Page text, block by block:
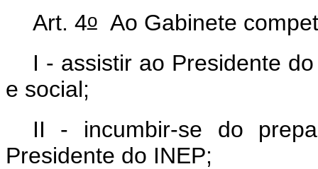
Art. 4oAo Gabinete
I - assistir ao Presidente
e social;
II - incumbir-se do
Presidente do INEP;